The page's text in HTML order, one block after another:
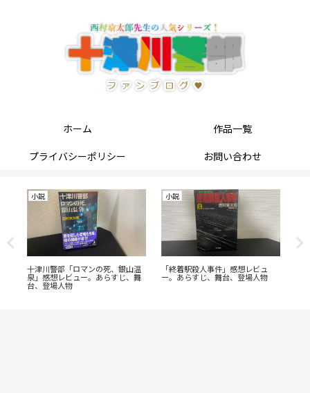
ホーム
作品一覧
プライバシーポリシー
お問い合わせ
小説
十津川警部「ロマンの死、銀山温
泉」感想レビュー。あらすじ、舞
台、登場人物
小説
「終着駅殺人事件」感想レビュ
ー。あらすじ、舞台、登場人物